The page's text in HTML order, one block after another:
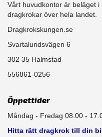
Vårt huvudkontor är beläget
dragkrokar över hela landet.
Dragkrokskungen.se
Svartalundsvägen 6
302 35 Halmstad
556861-0256
Öppettider
Måndag - Fredag 08.00 -
Hitta rätt dragkrok till din